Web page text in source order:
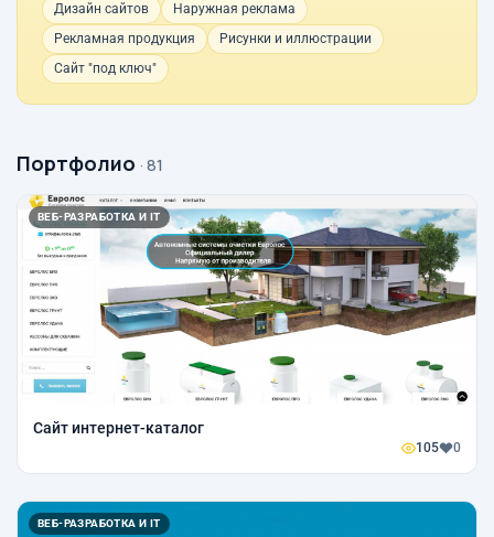
Дизайн сайтов
Наружная реклама
Рекламная продукция
Рисунки и иллюстрации
Сайт "под ключ"
Портфолио · 81
ВЕБ-РАЗРАБОТКА И IT
Сайт интернет-каталог
105 0
ВЕБ-РАЗРАБОТКА И IT